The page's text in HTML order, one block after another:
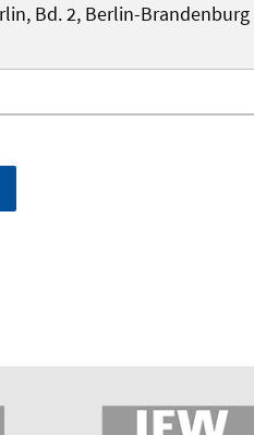
Bd. 2, Berlin-Brandenburg